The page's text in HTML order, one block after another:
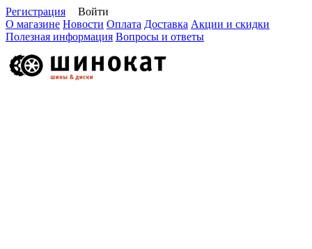
Регистрация
Войти
О магазине Новости Оплата Доставка Акции и скидки
Полезная информация Вопросы и ответы